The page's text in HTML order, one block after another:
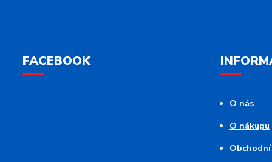
FACEBOOK
O nás
O nákupu